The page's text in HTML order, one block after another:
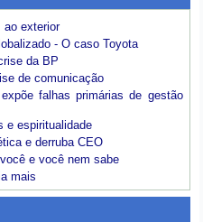
ao exterior
- O caso Toyota
da BP
de comunicação
falhas primárias de gestão
e espiritualidade
e derruba CEO
e você nem sabe
mais